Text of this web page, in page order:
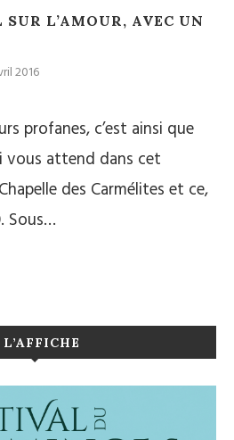
L’AMOUR, AVEC UN
2016
profanes, c’est ainsi que
vous attend dans cet
des Carmélites et ce,
Sous…